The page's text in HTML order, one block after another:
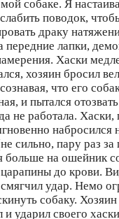
собаке. Я
поводок,
драку
передние лапки,
Хаски
хозяин бросил
что его
и пытался
не работала.
набросился
сильно, пару раз
больше на ошейник
царапины до крови.
удар. Немо
собаку.
ударил своего